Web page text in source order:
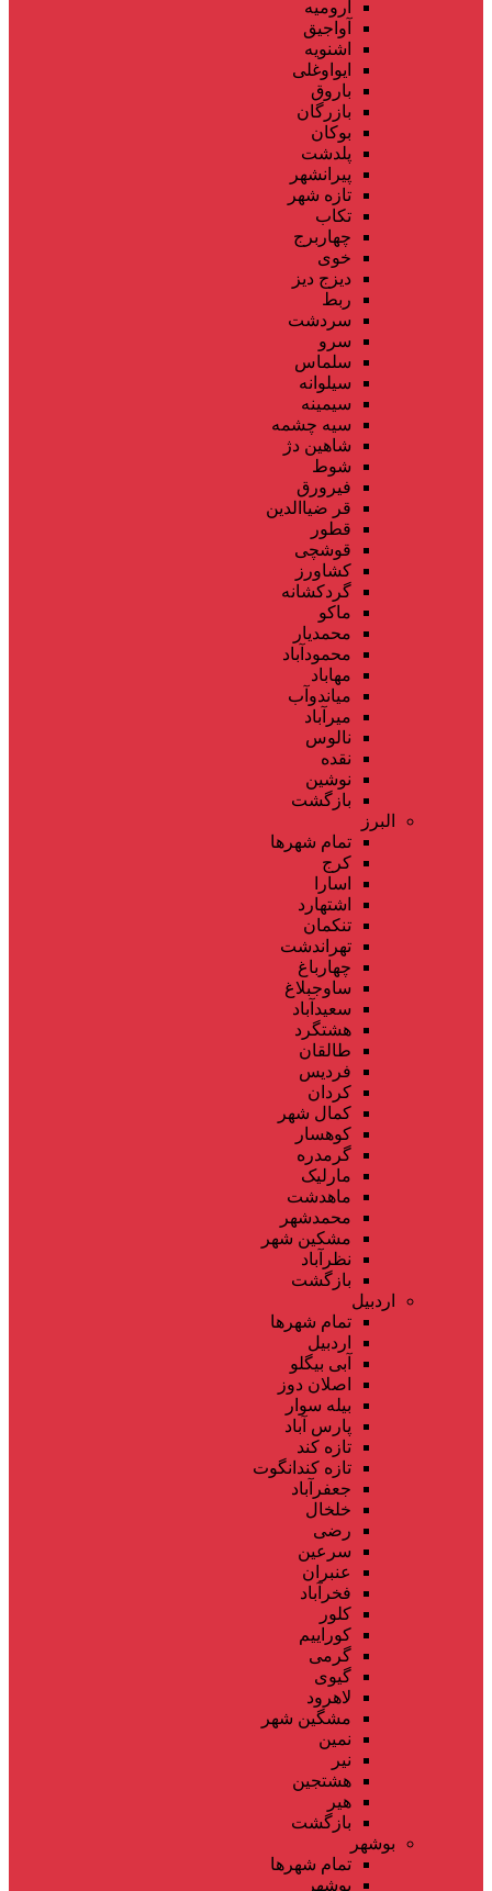
ارومیه
آواجیق
اشنویه
ایواوغلی
باروق
بازرگان
بوکان
پلدشت
پیرانشهر
تازه شهر
تکاب
چهاربرج
خوی
دیزج دیز
ربط
سردشت
سرو
سلماس
سیلوانه
سیمینه
سیه چشمه
شاهین دژ
شوط
فیرورق
قر ضیاالدین
قطور
قوشچی
کشاورز
گردکشانه
ماکو
محمدیار
محمودآباد
مهاباد
میاندوآب
میرآباد
نالوس
نقده
نوشین
بازگشت
البرز
تمام شهر‌ها
کرج
اسارا
اشتهارد
تنکمان
تهراندشت
چهارباغ
ساوجبلاغ
سعیدآباد
هشتگرد
طالقان
فردیس
کردان
کمال شهر
کوهسار
گرمدره
مارلیک
ماهدشت
محمدشهر
مشکین شهر
نظرآباد
بازگشت
اردبیل
تمام شهر‌ها
اردبیل
آبی بیگلو
اصلان دوز
بیله سوار
پارس آباد
تازه کند
تازه کندانگوت
جعفرآباد
خلخال
رضی
سرعین
عنبران
فخرآباد
کلور
کوراییم
گرمی
گیوی
لاهرود
مشگین شهر
نمین
نیر
هشتجین
هیر
بازگشت
بوشهر
تمام شهر‌ها
بوشهر